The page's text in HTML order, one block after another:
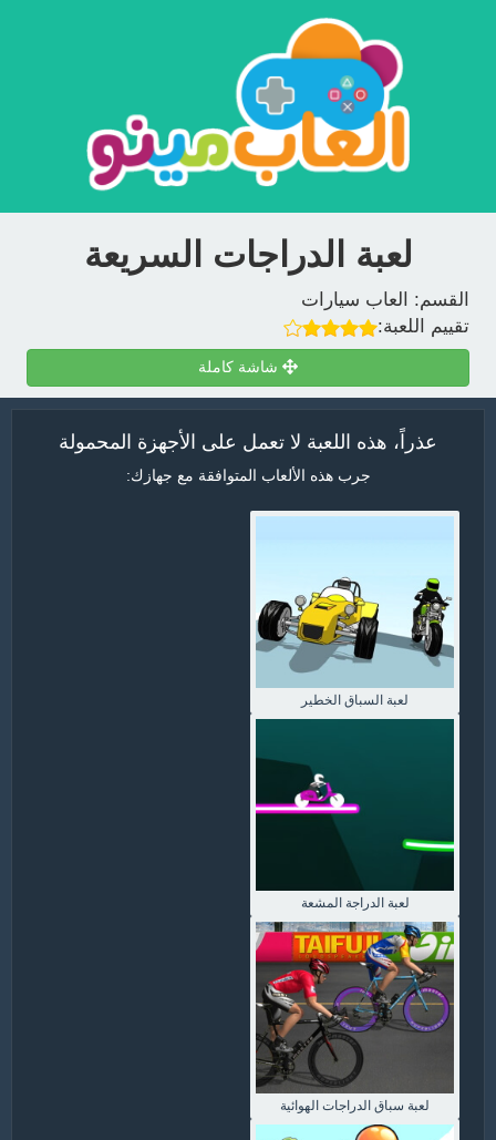
لعبة الدراجات السريعة
القسم:
العاب سيارات
تقييم اللعبة:
شاشة كاملة
عذراً، هذه اللعبة لا تعمل على الأجهزة المحمولة
جرب هذه الألعاب المتوافقة مع جهازك:
لعبة السباق الخطير
لعبة الدراجة المشعة
لعبة سباق الدراجات الهوائية